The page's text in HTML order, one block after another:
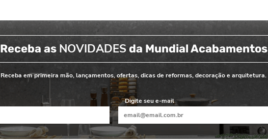
Receba asNOVIDADES da Mundial Acabamentos
Receba em primeira mão, lançamentos, ofertas, dicas de reformas, decoração e arquitetura.
Digite seu e-mail